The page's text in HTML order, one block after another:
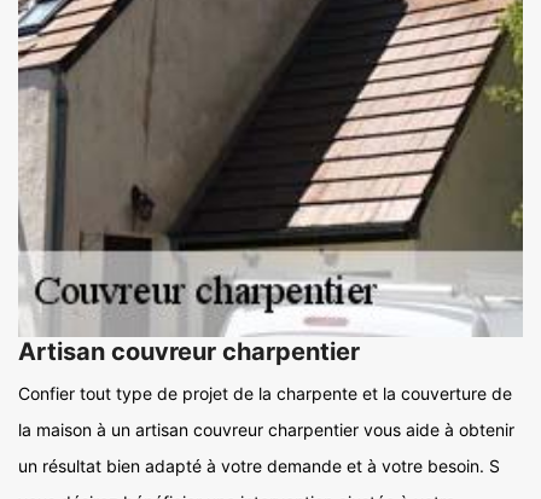
Artisan couvreur charpentier
Confier tout type de projet de la charpente et la couverture de
la maison à un artisan couvreur charpentier vous aide à obtenir
un résultat bien adapté à votre demande et à votre besoin. S